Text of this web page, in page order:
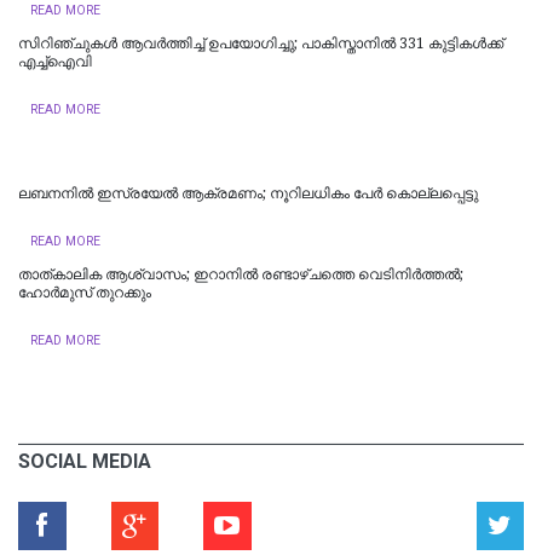
READ MORE
സിറിഞ്ചുകൾ ആവർത്തിച്ച് ഉപയോഗിച്ചു; പാകിസ്താനിൽ 331 കുട്ടികൾക്ക്
എച്ച്‌ഐവി
READ MORE
ലബനനിൽ ഇസ്രയേൽ ആക്രമണം; നൂറിലധികം പേർ കൊല്ലപ്പെട്ടു
READ MORE
താത്കാലിക ആശ്വാസം; ഇറാനിൽ രണ്ടാഴ്ചത്തെ വെടിനിർത്തൽ;
ഹോര്‍മുസ് തുറക്കും
READ MORE
SOCIAL MEDIA